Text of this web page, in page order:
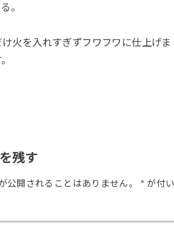
。
火を入れすぎずフワフワに仕上げ
残す
公開されることはありません。 *が付